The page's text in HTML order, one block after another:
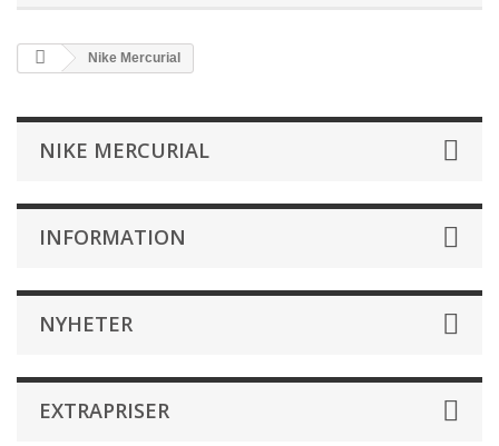
Nike Mercurial
NIKE MERCURIAL
INFORMATION
NYHETER
EXTRAPRISER